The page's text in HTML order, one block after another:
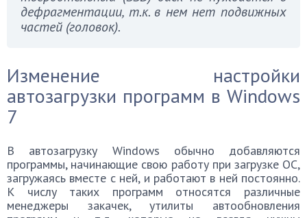
дефрагментации, т.к. в нем нет подвижных
частей (головок).
Изменение настройки
автозагрузки программ в Windows
7
В автозагрузку Windows обычно добавляются
программы, начинающие свою работу при загрузке ОС,
загружаясь вместе с ней, и работают в ней постоянно.
К числу таких программ относятся различные
менеджеры закачек, утилиты автообновления